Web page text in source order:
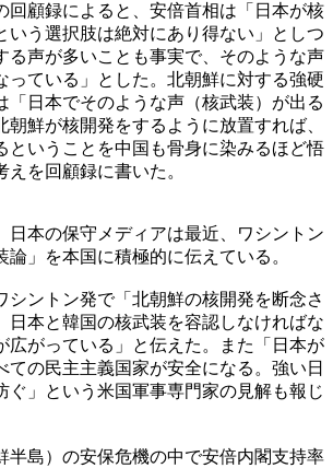
回顧録によると、安倍首相は「日本が核
いう選択肢は絶対にあり得ない」としつ
る声が多いことも事実で、そのような声
っている」とした。北朝鮮に対する強硬
「日本でそのような声（核武装）が出る
朝鮮が核開発をするように放置すれば、
ということを中国も骨身に染みるほど悟
えを回顧録に書いた。
日本の保守メディアは最近、ワシントン
論」を本国に積極的に伝えている。
シントン発で「北朝鮮の核開発を断念さ
日本と韓国の核武装を容認しなければな
広がっている」と伝えた。また「日本が
ての民主主義国家が安全になる。強い日
ぐ」という米国軍事専門家の見解も報じ
半島）の安保危機の中で安倍内閣支持率